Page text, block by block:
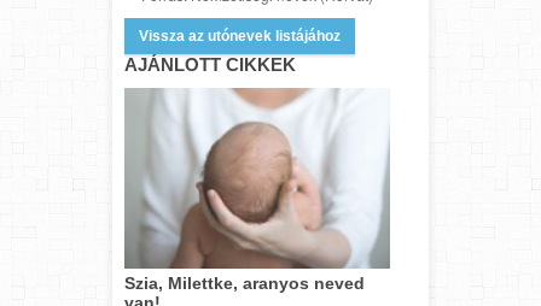
Vissza az utónevek listájához
AJÁNLOTT CIKKEK
Szia, Milettke, aranyos neved
van!